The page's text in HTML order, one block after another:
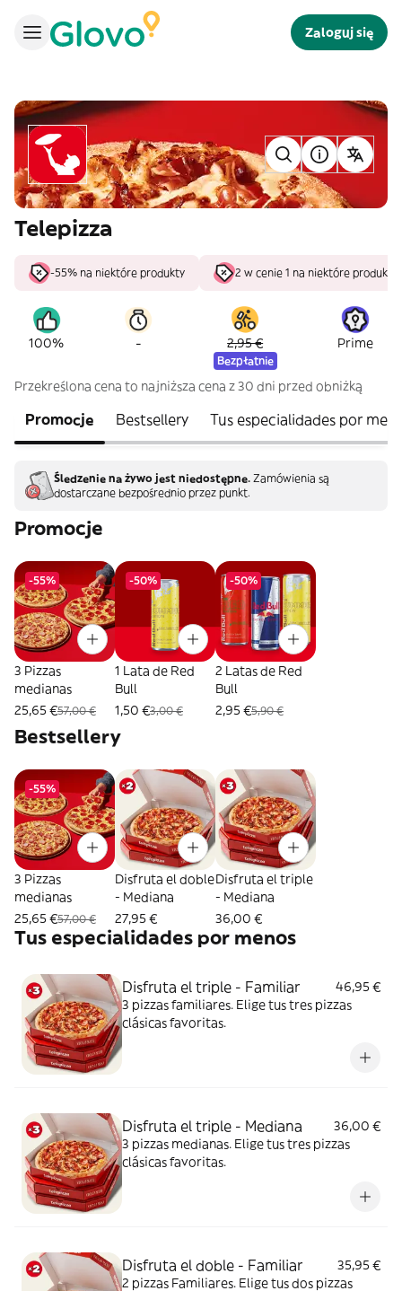
Zaloguj się
Telepizza
-55% na niektóre produkty 2 w cenie 1 na niektóre produkty
100% - 2,95 €
Bezpłatnie
Prime
Przekreślona cena to najniższa cena z 30 dni przed obniżką
Promocje Bestsellery Tus especialidades por
Śledzenie na żywo jest niedostępne. Zamówienia są
dostarczane bezpośrednio przez punkt.
Promocje
-55%
3 Pizzas
medianas
25,65 €57,00 €
-50%
1 Lata de Red
Bull
1,50 €3,00 €
-50%
2 Latas de Red
Bull
2,95 €5,90 €
Bestsellery
-55%
3 Pizzas
medianas
25,65 €57,00 €
Disfruta el doble
- Mediana
27,95 €
Disfruta el triple
- Mediana
36,00 €
Tus especialidades por menos
Disfruta el triple - Familiar
46,95 €
3 pizzas familiares. Elige tus tres pizzas
clásicas favoritas.
Disfruta el triple - Mediana
36,00 €
3 pizzas medianas. Elige tus tres pizzas
clásicas favoritas.
Disfruta el doble - Familiar
35,95 €
2 pizzas Familiares. Elige tus dos pizzas